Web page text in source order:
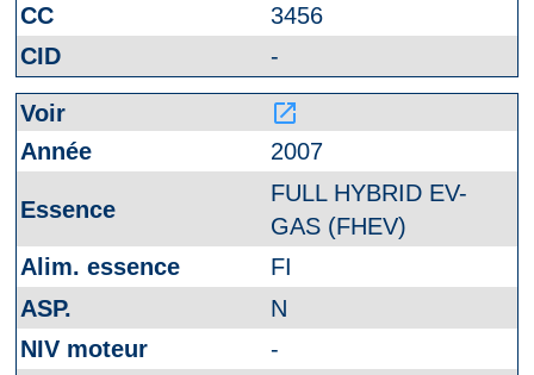
3456
-
launch
2007
FULL HYBRID EV-
GAS (FHEV)
FI
N
-